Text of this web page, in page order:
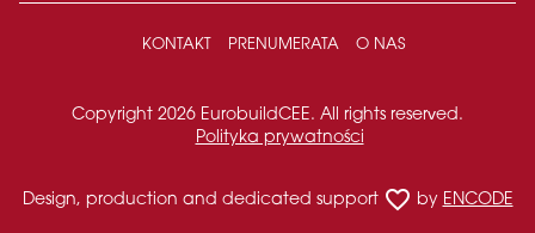
KONTAKT PRENUMERATA O NAS
Copyright 2026 EurobuildCEE. All rights reserved.
Polityka prywatności
Design, production and dedicated support favorite_border by ENCODE